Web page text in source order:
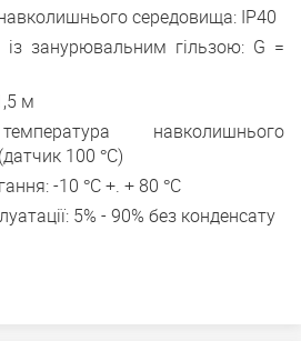
середовища: IP40
із занурювальним гільзою: G =
м
навколишнього
100 °C)
-10 °C +. + 80 °C
5% - 90% без конденсату